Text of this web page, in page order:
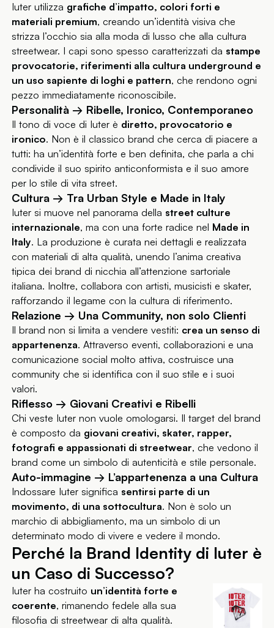
Iuter utilizza grafiche d’impatto, colori forti e
materiali premium, creando un’identità visiva che
strizza l’occhio sia alla moda di lusso che alla cultura
streetwear. I capi sono spesso caratterizzati da stampe
provocatorie, riferimenti alla cultura underground e
un uso sapiente di loghi e pattern, che rendono ogni
pezzo immediatamente riconoscibile.
Personalità → Ribelle, Ironico, Contemporaneo
Il tono di voce di Iuter è diretto, provocatorio e
ironico. Non è il classico brand che cerca di piacere a
tutti: ha un’identità forte e ben definita, che parla a chi
condivide il suo spirito anticonformista e il suo amore
per lo stile di vita street.
Cultura → Tra Urban Style e Made in Italy
Iuter si muove nel panorama della street culture
internazionale, ma con una forte radice nel Made in
Italy. La produzione è curata nei dettagli e realizzata
con materiali di alta qualità, unendo l’anima creativa
tipica dei brand di nicchia all’attenzione sartoriale
italiana. Inoltre, collabora con artisti, musicisti e skater,
rafforzando il legame con la cultura di riferimento.
Relazione → Una Community, non solo Clienti
Il brand non si limita a vendere vestiti: crea un senso di
appartenenza. Attraverso eventi, collaborazioni e una
comunicazione social molto attiva, costruisce una
community che si identifica con il suo stile e i suoi
valori.
Riflesso → Giovani Creativi e Ribelli
Chi veste Iuter non vuole omologarsi. Il target del brand
è composto da giovani creativi, skater, rapper,
fotografi e appassionati di streetwear, che vedono il
brand come un simbolo di autenticità e stile personale.
Auto-immagine → L’appartenenza a una Cultura
Indossare Iuter significa sentirsi parte di un
movimento, di una sottocultura. Non è solo un
marchio di abbigliamento, ma un simbolo di un
determinato modo di vivere e vedere il mondo.
Perché la Brand Identity di Iuter è
un Caso di Successo?
Iuter ha costruito un’identità forte e
coerente, rimanendo fedele alla sua
filosofia di streetwear di alta qualità.